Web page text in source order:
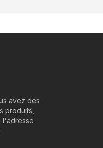
avez des
produits,
l'adresse